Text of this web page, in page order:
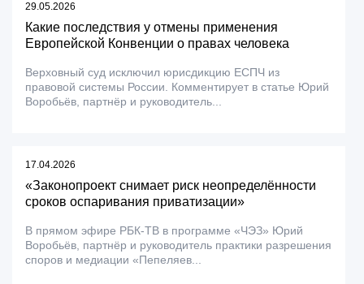
29.05.2026
Какие последствия у отмены применения
Европейской Конвенции о правах человека
Верховный суд исключил юрисдикцию ЕСПЧ из
правовой системы России. Комментирует в статье Юрий
Воробьёв, партнёр и руководитель...
17.04.2026
«Законопроект снимает риск неопределённости
сроков оспаривания приватизации»
В прямом эфире РБК-ТВ в программе «ЧЭЗ» Юрий
Воробьёв, партнёр и руководитель практики разрешения
споров и медиации «Пепеляев...